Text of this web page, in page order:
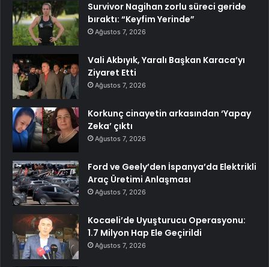
Survivor Nagihan zorlu süreci geride
bıraktı: “Keyfim Yerinde”
Ağustos 7, 2026
Vali Akbıyık, Yaralı Başkan Karaca’yı
Ziyaret Etti
Ağustos 7, 2026
Korkunç cinayetin arkasından ‘Yapay
Zeka’ çıktı
Ağustos 7, 2026
Ford ve Geely’den İspanya’da Elektrikli
Araç Üretimi Anlaşması
Ağustos 7, 2026
Kocaeli’de Uyuşturucu Operasyonu:
1.7 Milyon Hap Ele Geçirildi
Ağustos 7, 2026